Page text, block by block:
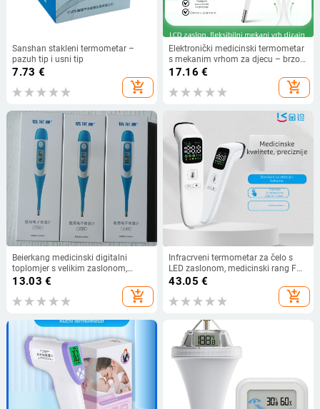
Sanshan stakleni termometar –
pazuh tip i usni tip
7.73 €
add_shopping_cart
Elektronički medicinski termometar
s mekanim vrhom za djecu – brzo
mjerenje
usmeno/aksilarno/rektalno, model
T28, marka Haishi Hainuo, težina
17.16 €
add_shopping_cart
Beierkang medicinski digitalni
toplomjer s velikim zaslonom,
visoka preciznost, bez živine, DT008
13.03 €
add_shopping_cart
Infracrveni termometar za čelo s
LED zaslonom, medicinski rang FC-
IR202LED, Gold diagnosis; baterija
2×AAA; mjeri temperaturu čela,
tijela i objekta
43.05 €
add_shopping_cart